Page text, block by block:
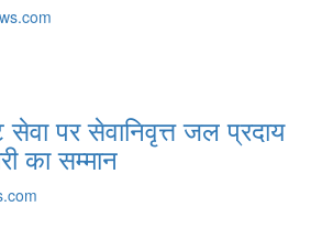
सेवा पर सेवानिवृत्त जल प्रदाय
का सम्मान